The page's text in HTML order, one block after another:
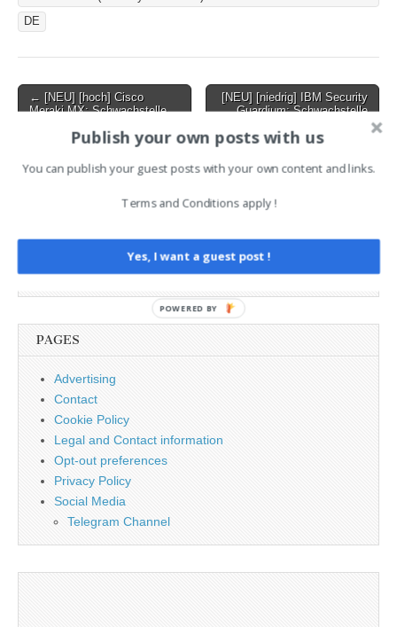
DE
Post
← [NEU] [hoch] Cisco
Meraki MX: Schwachstelle
[NEU] [niedrig] IBM Security
Guardium: Schwachstelle
Manipulation von
PAGES
Advertising
Contact
Cookie Policy
Legal and Contact information
Opt-out preferences
Privacy Policy
Social Media
Telegram Channel
Publish your own posts with us
You can publish your guest posts with your own content and links.
Terms and Conditions apply !
Yes, I want a guest post !
POWERED BY